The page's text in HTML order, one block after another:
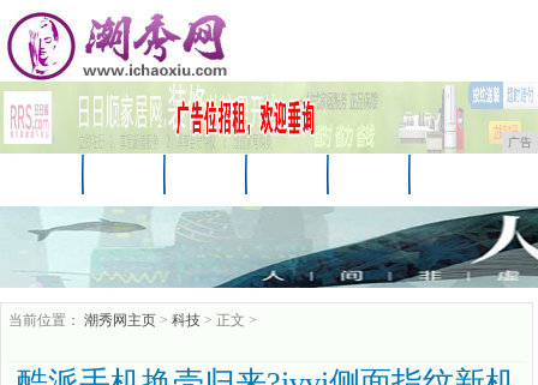
广告
企业 游戏
当前位置： 潮秀网主页 > 科技 > 正文 >